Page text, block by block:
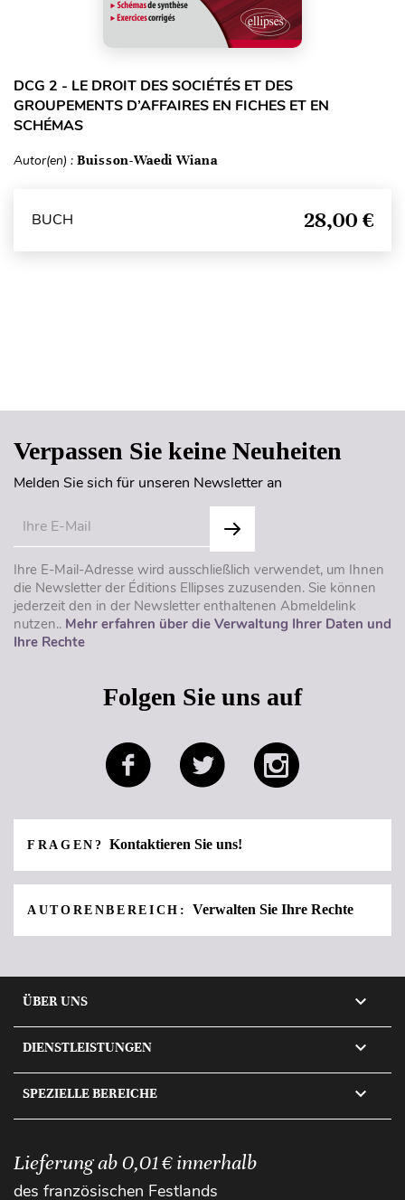
DCG 2 - LE DROIT DES SOCIÉTÉS ET DES
GROUPEMENTS D’AFFAIRES EN FICHES ET EN
SCHÉMAS
Autor(en) : Buisson-Waedi Wiana
BUCH 28,00 €
Verpassen Sie keine Neuheiten
Melden Sie sich für unseren Newsletter an
Ihre E-Mail-Adresse wird ausschließlich verwendet, um Ihnen
die Newsletter der Éditions Ellipses zuzusenden. Sie können
jederzeit den in der Newsletter enthaltenen Abmeldelink
nutzen.. Mehr erfahren über die Verwaltung Ihrer Daten und
Ihre Rechte
Folgen Sie uns auf
FRAGEN?Kontaktieren Sie uns!
AUTORENBEREICH:Verwalten Sie Ihre Rechte
ÜBER UNS 
DIENSTLEISTUNGEN 
SPEZIELLE BEREICHE 
Lieferung ab 0,01 € innerhalb
des französischen Festlands